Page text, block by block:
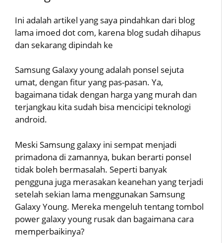
Ini adalah artikel yang saya pindahkan dari blog
lama imoed dot com, karena blog sudah dihapus
dan sekarang dipindah ke
Samsung Galaxy young adalah ponsel sejuta
umat, dengan fitur yang pas-pasan. Ya,
bagaimana tidak dengan harga yang murah dan
terjangkau kita sudah bisa mencicipi teknologi
android.
Meski Samsung galaxy ini sempat menjadi
primadona di zamannya, bukan berarti ponsel
tidak boleh bermasalah. Seperti banyak
pengguna juga merasakan keanehan yang terjadi
setelah sekian lama menggunakan Samsung
Galaxy Young. Mereka mengeluh tentang tombol
power galaxy young rusak dan bagaimana cara
memperbaikinya?